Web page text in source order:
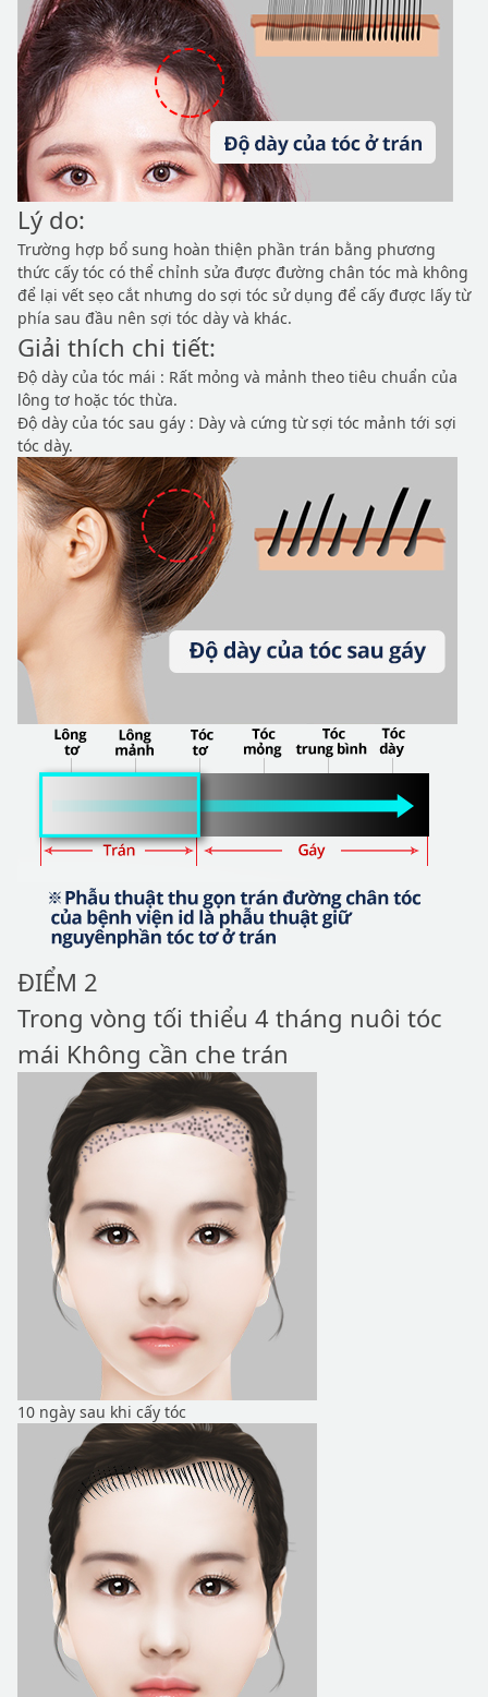
Lý do:
Trường hợp bổ sung hoàn thiện phần trán bằng phương
thức cấy tóc có thể chỉnh sửa được đường chân tóc mà không
để lại vết sẹo cắt nhưng do sợi tóc sử dụng để cấy được lấy từ
phía sau đầu nên sợi tóc dày và khác.
Giải thích chi tiết:
Độ dày của tóc mái : Rất mỏng và mảnh theo tiêu chuẩn của
lông tơ hoặc tóc thừa.
Độ dày của tóc sau gáy : Dày và cứng từ sợi tóc mảnh tới sợi
tóc dày.
ĐIỂM 2
Trong vòng tối thiểu 4 tháng nuôi tóc
mái Không cần che trán
10 ngày sau khi cấy tóc